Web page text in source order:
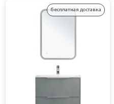
бесплатная доставка